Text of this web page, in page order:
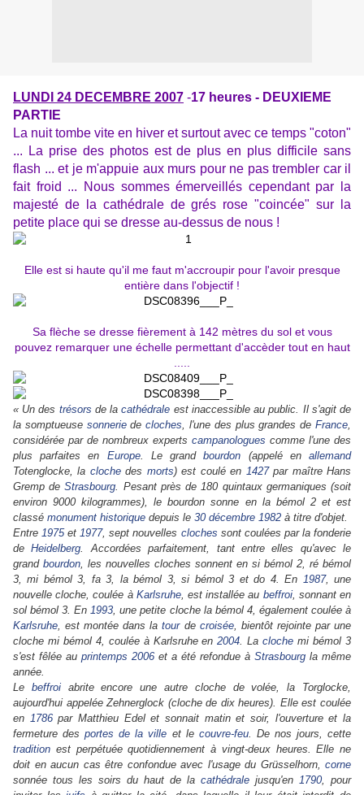
LUNDI 24 DECEMBRE 2007 -17 heures - DEUXIEME
PARTIE
La nuit tombe vite en hiver et surtout avec ce temps "coton"
... La prise des photos est de plus en plus difficile sans
flash ... et je m'appuie aux murs pour ne pas trembler car il
fait froid ... Nous sommes émerveillés cependant par la
majesté de la cathédrale de grés rose "coincée" sur la
petite place qui se dresse au-dessus de nous !
Elle est si haute qu'il me faut m'accroupir pour l'avoir presque
entière dans l'objectif !
Sa flèche se dresse fièrement à 142 mètres du sol et vous
pouvez remarquer une échelle permettant d'accèder tout en haut
« Un des trésors de lacathédrale est inaccessible au public. Il s'agit de
la somptueuse sonneriedecloches, l'une des plus grandes deFrance,
considérée par de nombreux experts campanologues comme l'une des
plus parfaites en Europe. Le grandbourdon (appelé enallemand
Totenglocke, la clochedes morts) est coulé en 1427par maître Hans
Gremp deStrasbourg. Pesant près de 180 quintaux germaniques (soit
environ 9000 kilogrammes), le bourdon sonne en la bémol 2 et est
classé monument historique depuis le 30 décembre 1982 à titre d'objet.
Entre1975et1977, sept nouvelles cloches sont coulées par la fonderie
deHeidelberg. Accordées parfaitement, tant entre elles qu'avec le
grand bourdon, les nouvelles cloches sonnent en si bémol 2, ré bémol
3, mi bémol 3, fa 3, la bémol 3, si bémol 3 et do 4. En 1987, une
nouvelle cloche, coulée à Karlsruhe, est installée au beffroi, sonnant en
sol bémol 3. En1993, une petite cloche la bémol 4, également coulée à
Karlsruhe, est montée dans latourde croisée, bientôt rejointe par une
cloche mi bémol 4, coulée à Karlsruhe en2004. Lacloche mi bémol 3
s'est fêlée au printemps 2006 et a été refondue à Strasbourg la même
année.
Le beffroiabrite encore une autre cloche de volée, la Torglocke,
aujourd'hui appelée Zehnerglock (cloche de dix heures). Elle est coulée
en 1786par Matthieu Edel et sonnait matin et soir, l'ouverture et la
fermeture desportes de la ville et le couvre-feu. De nos jours, cette
tradition est perpétuée quotidiennement à vingt-deux heures. Elle ne
doit en aucun cas être confondue avec l'usage du Grüsselhorn, corne
sonnée tous les soirs du haut de la cathédrale jusqu'en 1790, pour